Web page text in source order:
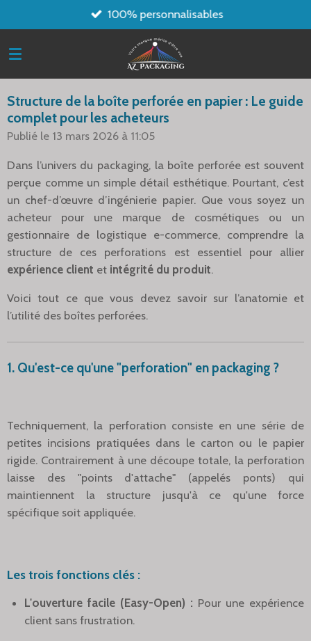
au
contenu
100% personnalisables
Structure de la boîte perforée en papier : Le guide
complet pour les acheteurs
Publié le 13 mars 2026 à 11:05
Dans l’univers du packaging, la boîte perforée est souvent
perçue comme un simple détail esthétique. Pourtant, c’est
un chef-d’œuvre d’ingénierie papier. Que vous soyez un
acheteur pour une marque de cosmétiques ou un
gestionnaire de logistique e-commerce, comprendre la
structure de ces perforations est essentiel pour allier
expérience client et intégrité du produit.
Voici tout ce que vous devez savoir sur l’anatomie et
l’utilité des boîtes perforées.
1. Qu'est-ce qu'une "perforation" en packaging ?
Techniquement, la perforation consiste en une série de
petites incisions pratiquées dans le carton ou le papier
rigide. Contrairement à une découpe totale, la perforation
laisse des "points d'attache" (appelés ponts) qui
maintiennent la structure jusqu'à ce qu'une force
spécifique soit appliquée.
Les trois fonctions clés :
L'ouverture facile (Easy-Open) : Pour une expérience
client sans frustration.